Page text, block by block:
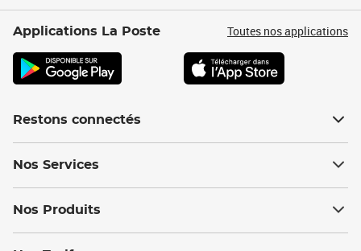
Applications La Poste Toutes nos applications
Restons connectés
Nos Services
Nos Produits